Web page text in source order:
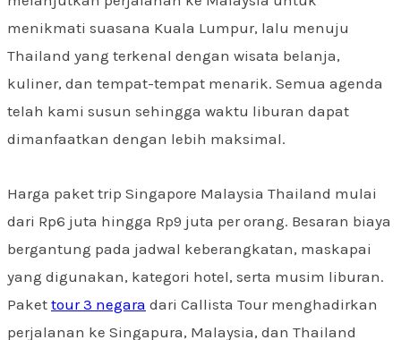
menikmati suasana Kuala Lumpur, lalu menuju
Thailand yang terkenal dengan wisata belanja,
kuliner, dan tempat-tempat menarik. Semua agenda
telah kami susun sehingga waktu liburan dapat
dimanfaatkan dengan lebih maksimal.
Harga paket trip Singapore Malaysia Thailand mulai
dari Rp6 juta hingga Rp9 juta per orang. Besaran biaya
bergantung pada jadwal keberangkatan, maskapai
yang digunakan, kategori hotel, serta musim liburan.
Paket tour 3 negara dari Callista Tour menghadirkan
perjalanan ke Singapura, Malaysia, dan Thailand